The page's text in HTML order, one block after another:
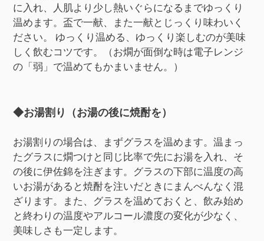
に入れ、人肌より少し熱いぐらになるまでゆっくり
温めます。盃で一献、また一献とじっくり味わいく
ださい。 ゆっくり温める、ゆっくり楽しむのが美味
しく飲むコツです。（お燗が面倒な時は電子レンジ
の「弱」で温めてもかまいません。）
◆お湯割り（お湯の後に焼酎を）
お湯割りの場合は、まずグラスを温めます。温まっ
たグラスに燗つけと同じ比率で先にお湯を入れ、そ
の後に伊佐錦を注ぎます。グラスの下部に温度の高
いお湯があると焼酎を注いだときにまんべんなく混
ざります。また、グラスを温めておくと、飲み始め
と終わりの温度やアルコール濃度の変化が少なく、
美味しさも一定します。